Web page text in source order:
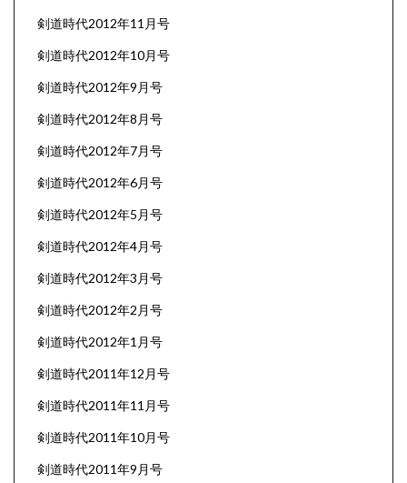
剣道時代2012年11月号
剣道時代2012年10月号
剣道時代2012年9月号
剣道時代2012年8月号
剣道時代2012年7月号
剣道時代2012年6月号
剣道時代2012年5月号
剣道時代2012年4月号
剣道時代2012年3月号
剣道時代2012年2月号
剣道時代2012年1月号
剣道時代2011年12月号
剣道時代2011年11月号
剣道時代2011年10月号
剣道時代2011年9月号